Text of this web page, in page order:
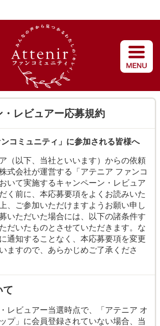
・レビュアー応募規約
ンコミュニティ」に参加される皆様へ
（以下、当社といいます）からの依頼
式会社が運営する「アテニア ファンコ
いて実施するキャンペーン・レビュア
く前に、本応募要項をよくお読みいた
、ご参加いただけますようお願い申し
いただいた場合には、以下の諸条件す
だいたものとさせていただきます。な
通知することなく、本応募要項を変更
ますので、あらかじめご了承くださ
て
レビュアー当選時点で、「アテニア オ
プ」に会員登録されていない場合、当